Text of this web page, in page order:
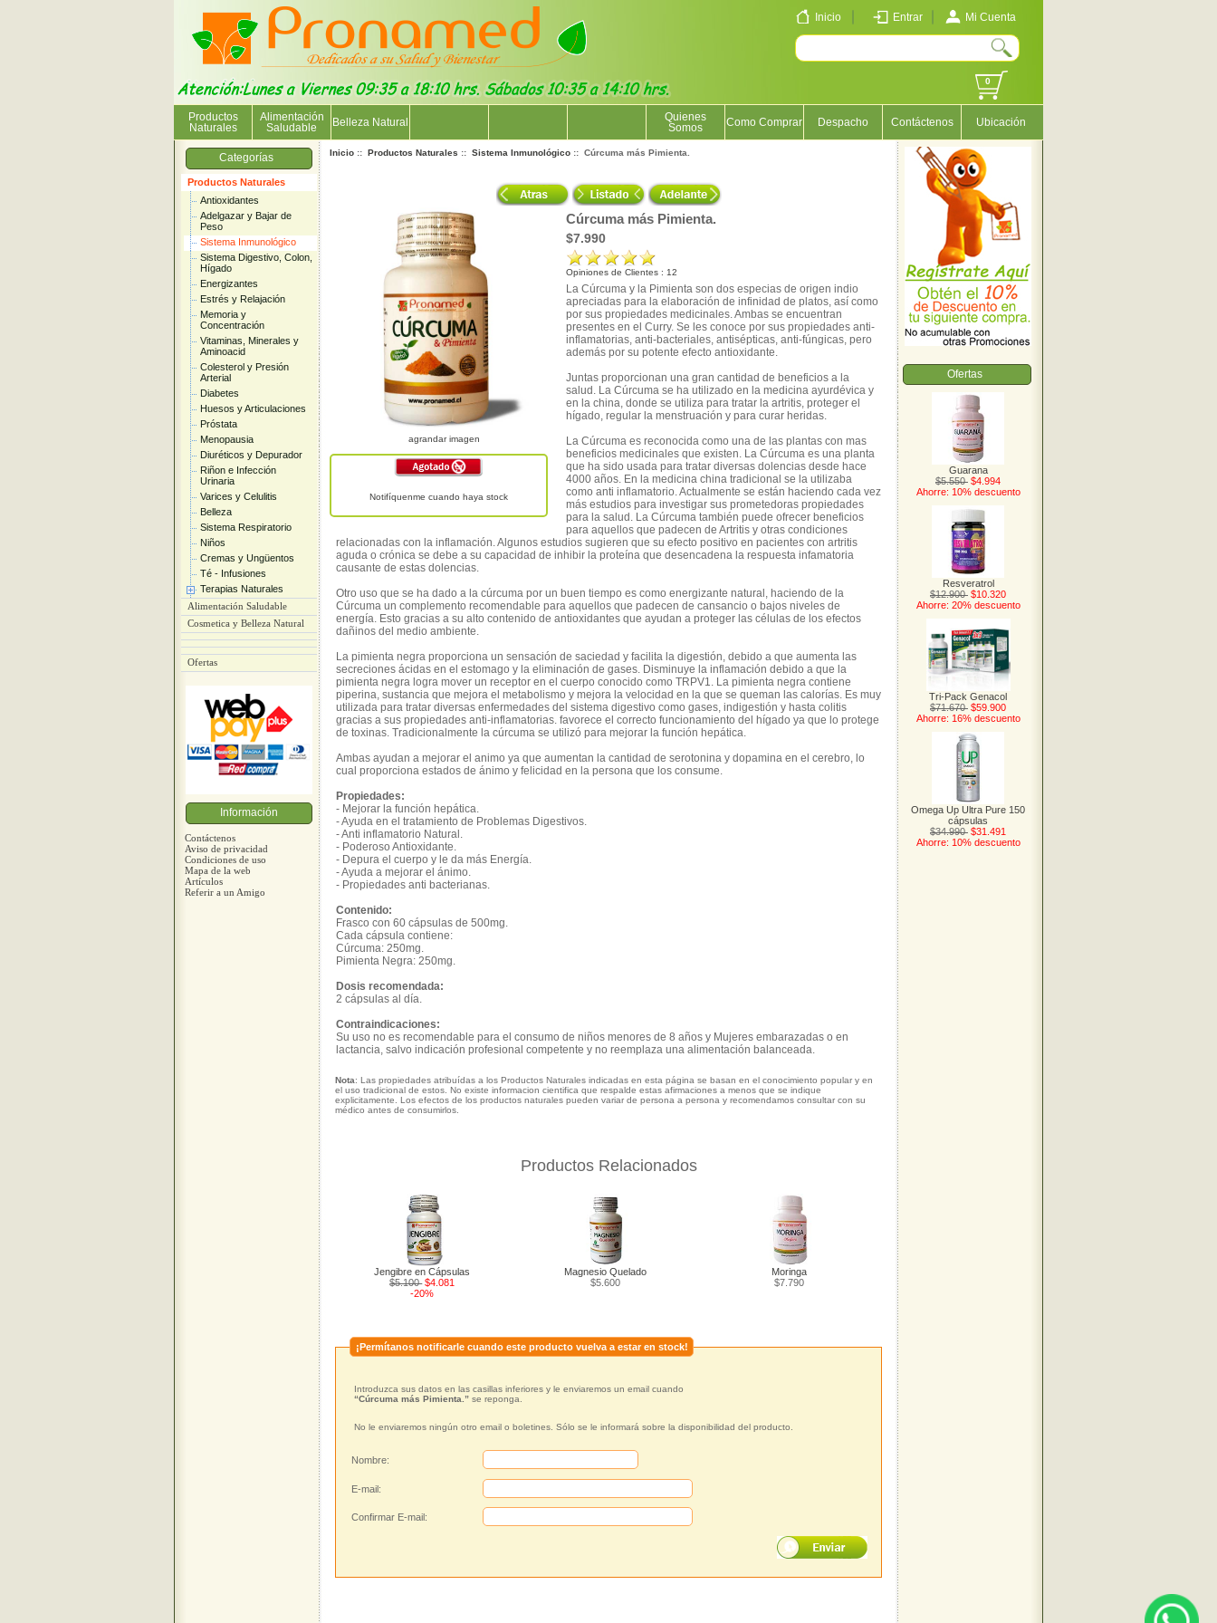
Inicio Entrar Mi Cuenta
0
Productos
Naturales
Alimentación
Saludable
Belleza Natural
Quienes
Somos
Como Comprar Despacho Contáctenos Ubicación
Categorías
Productos Naturales
Antioxidantes
Adelgazar y Bajar de
Peso
Sistema Inmunológico
Sistema Digestivo, Colon,
Hígado
Energizantes
Estrés y Relajación
Memoria y
Concentración
Vitaminas, Minerales y
Aminoacid
Colesterol y Presión
Arterial
Diabetes
Huesos y Articulaciones
Próstata
Menopausia
Diuréticos y Depurador
Riñon e Infección
Urinaria
Varices y Celulitis
Belleza
Sistema Respiratorio
Niños
Cremas y Ungüentos
Té - Infusiones
Terapias Naturales
Alimentación Saludable
Cosmetica y Belleza Natural
Ofertas
Información
Contáctenos
Aviso de privacidad
Condiciones de uso
Mapa de la web
Artículos
Referir a un Amigo
Inicio ::Productos Naturales ::Sistema Inmunológico :: Cúrcuma más Pimienta.
agrandar imagen
Notifíquenme cuando haya stock
Cúrcuma más Pimienta.
$7.990
Opiniones de Clientes : 12
La Cúrcuma y la Pimienta son dos especias de origen indio
apreciadas para la elaboración de infinidad de platos, así como
por sus propiedades medicinales. Ambas se encuentran
presentes en el Curry. Se les conoce por sus propiedades anti-
inflamatorias, anti-bacteriales, antisépticas, anti-fúngicas, pero
además por su potente efecto antioxidante.
Juntas proporcionan una gran cantidad de beneficios a la
salud. La Cúrcuma se ha utilizado en la medicina ayurdévica y
en la china, donde se utiliza para tratar la artritis, proteger el
hígado, regular la menstruación y para curar heridas.
La Cúrcuma es reconocida como una de las plantas con mas
beneficios medicinales que existen. La Cúrcuma es una planta
que ha sido usada para tratar diversas dolencias desde hace
4000 años. En la medicina china tradicional se la utilizaba
como anti inflamatorio. Actualmente se están haciendo cada vez
más estudios para investigar sus prometedoras propiedades
para la salud. La Cúrcuma también puede ofrecer beneficios
para aquellos que padecen de Artritis y otras condiciones
relacionadas con la inflamación. Algunos estudios sugieren que su efecto positivo en pacientes con artritis
aguda o crónica se debe a su capacidad de inhibir la proteína que desencadena la respuesta infamatoria
causante de estas dolencias.
Otro uso que se ha dado a la cúrcuma por un buen tiempo es como energizante natural, haciendo de la
Cúrcuma un complemento recomendable para aquellos que padecen de cansancio o bajos niveles de
energía. Esto gracias a su alto contenido de antioxidantes que ayudan a proteger las células de los efectos
dañinos del medio ambiente.
La pimienta negra proporciona un sensación de saciedad y facilita la digestión, debido a que aumenta las
secreciones ácidas en el estomago y la eliminación de gases. Disminuye la inflamación debido a que la
pimienta negra logra mover un receptor en el cuerpo conocido como TRPV1. La pimienta negra contiene
piperina, sustancia que mejora el metabolismo y mejora la velocidad en la que se queman las calorías. Es muy
utilizada para tratar diversas enfermedades del sistema digestivo como gases, indigestión y hasta colitis
gracias a sus propiedades anti-inflamatorias. favorece el correcto funcionamiento del hígado ya que lo protege
de toxinas. Tradicionalmente la cúrcuma se utilizó para mejorar la función hepática.
Ambas ayudan a mejorar el animo ya que aumentan la cantidad de serotonina y dopamina en el cerebro, lo
cual proporciona estados de ánimo y felicidad en la persona que los consume.
Propiedades:
- Mejorar la función hepática.
- Ayuda en el tratamiento de Problemas Digestivos.
- Anti inflamatorio Natural.
- Poderoso Antioxidante.
- Depura el cuerpo y le da más Energía.
- Ayuda a mejorar el ánimo.
- Propiedades anti bacterianas.
Contenido:
Frasco con 60 cápsulas de 500mg.
Cada cápsula contiene:
Cúrcuma: 250mg.
Pimienta Negra: 250mg.
Dosis recomendada:
2 cápsulas al día.
Contraindicaciones:
Su uso no es recomendable para el consumo de niños menores de 8 años y Mujeres embarazadas o en
lactancia, salvo indicación profesional competente y no reemplaza una alimentación balanceada.
Nota: Las propiedades atribuídas a los Productos Naturales indicadas en esta página se basan en el conocimiento popular y en
el uso tradicional de estos. No existe informacion cientifica que respalde estas afirmaciones a menos que se indique
explicitamente. Los efectos de los productos naturales pueden variar de persona a persona y recomendamos consultar con su
médico antes de consumirlos.
Productos Relacionados
Jengibre en Cápsulas
$5.100 $4.081
-20%
Magnesio Quelado
$5.600
Moringa
$7.790
¡Permítanos notificarle cuando este producto vuelva a estar en stock!
Introduzca sus datos en las casillas inferiores y le enviaremos un email cuando
“Cúrcuma más Pimienta.” se reponga.
No le enviaremos ningún otro email o boletines. Sólo se le informará sobre la disponibilidad del producto.
Nombre:
E-mail:
Confirmar E-mail:
Ofertas
Guarana
$5.550 $4.994
Ahorre: 10% descuento
Resveratrol
$12.900 $10.320
Ahorre: 20% descuento
Tri-Pack Genacol
$71.670 $59.900
Ahorre: 16% descuento
Omega Up Ultra Pure 150
cápsulas
$34.990 $31.491
Ahorre: 10% descuento